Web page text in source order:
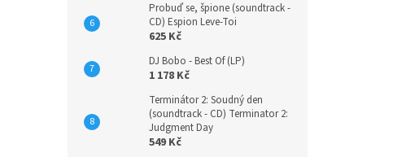
Probuď se, špione (soundtrack -
CD) Espion Leve-Toi
625 Kč
DJ Bobo - Best Of (LP)
1 178 Kč
Terminátor 2: Soudný den
(soundtrack - CD) Terminator 2:
Judgment Day
549 Kč